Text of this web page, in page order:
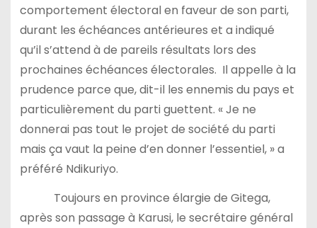
comportement électoral en faveur de son parti,
durant les échéances antérieures et a indiqué
qu’il s’attend à de pareils résultats lors des
prochaines échéances électorales. Il appelle à la
prudence parce que, dit-il les ennemis du pays et
particulièrement du parti guettent. « Je ne
donnerai pas tout le projet de société du parti
mais ça vaut la peine d’en donner l’essentiel, » a
préféré Ndikuriyo.
Toujours en province élargie de Gitega,
après son passage à Karusi, le secrétaire général